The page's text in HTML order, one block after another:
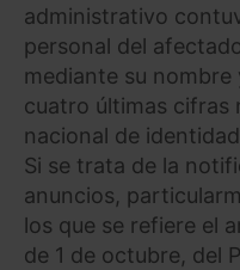
administrativo
personal del
mediante su nombre
cuatro últimas cifras
nacional de
Si se trata de la
anuncios,
los que se refiere el
de 1 de octubre, del